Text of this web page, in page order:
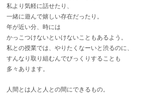
私より気軽に話せたり、
一緒に遊んで嬉しい存在だったり。
年が近い分、時には
かっこつけないといけないこともあるよう。
私との授業では、やりたくなーいと渋るのに、
すんなり取り組むんでびっくりすることも
多々あります。
人間とは人と人との間にできるもの。